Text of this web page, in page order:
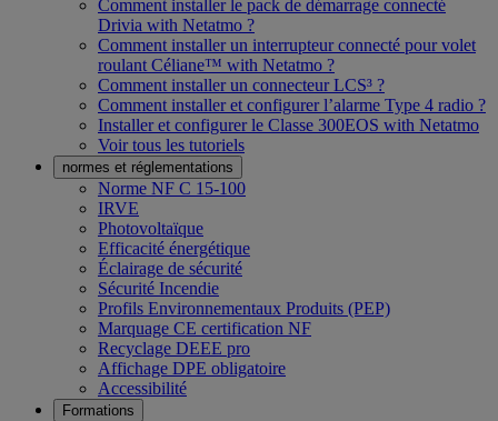
Comment installer le pack de démarrage connecté
Drivia with Netatmo ?
Comment installer un interrupteur connecté pour volet
roulant Céliane™ with Netatmo ?
Comment installer un connecteur LCS³ ?
Comment installer et configurer l’alarme Type 4 radio ?
Installer et configurer le Classe 300EOS with Netatmo
Voir tous les tutoriels
normes et réglementations
Norme NF C 15-100
IRVE
Photovoltaïque
Efficacité énergétique
Éclairage de sécurité
Sécurité Incendie
Profils Environnementaux Produits (PEP)
Marquage CE certification NF
Recyclage DEEE pro
Affichage DPE obligatoire
Accessibilité
Formations